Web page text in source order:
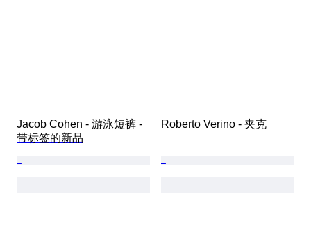
Jacob Cohen - 游泳短裤 -
带标签的新品
Roberto Verino - 夹克